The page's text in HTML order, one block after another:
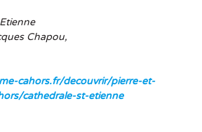
Chapou,
cahors.fr/decouvrir/pierre-et-
cathedrale-st-etienne